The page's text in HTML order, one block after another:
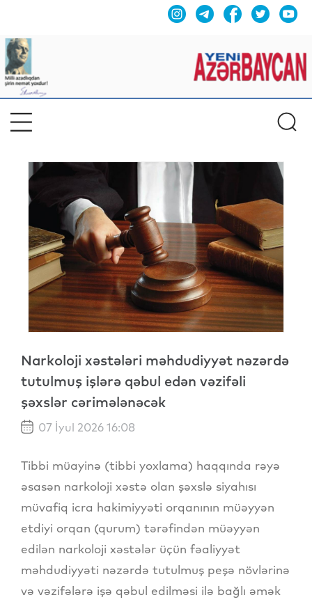
Narkoloji xəstələri məhdudiyyət nəzərdə
tutulmuş işlərə qəbul edən vəzifəli
şəxslər cərimələnəcək
07 İyul 2026 16:08
Tibbi müayinə (tibbi yoxlama) haqqında rəyə
əsasən narkoloji xəstə olan şəxslə siyahısı
müvafiq icra hakimiyyəti orqanının müəyyən
etdiyi orqan (qurum) tərəfindən müəyyən
edilən narkoloji xəstələr üçün fəaliyyət
məhdudiyyəti nəzərdə tutulmuş peşə növlərinə
və vəzifələrə işə qəbul edilməsi ilə bağlı əmək